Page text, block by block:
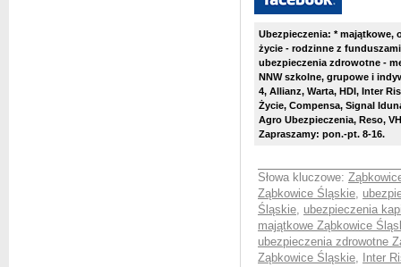
Ubezpieczenia: * majątkowe,
życie - rodzinne z
ubezpieczenia zdrowotne -
NNW szkolne, grupowe i
4, Allianz, Warta, HDI, Inter
Życie, Compensa, Signal
Agro Ubezpieczenia, Reso,
Zapraszamy: pon.-pt. 8-16.
Słowa kluczowe:
Ząbkowice Śląskie,
Śląskie, ubezpieczenia
majątkowe Ząbkowice
ubezpieczenia zdrowotne
Ząbkowice Śląskie,
Inter